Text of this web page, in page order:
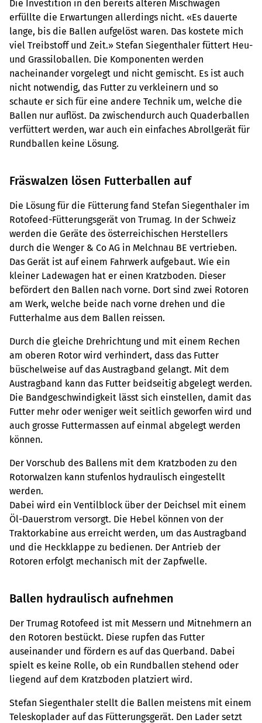
Die Investition in den bereits älteren Mischwagen
erfüllte die Erwartungen allerdings nicht. «Es dauerte
lange, bis die Ballen aufgelöst waren. Das kostete mich
viel Treibstoff und Zeit.» Stefan Siegenthaler füttert Heu-
und Grassiloballen. Die Komponenten werden
nacheinander vorgelegt und nicht gemischt. Es ist auch
nicht notwendig, das Futter zu verkleinern und so
schaute er sich für eine andere Technik um, welche die
Ballen nur auflöst. Da zwischendurch auch Quaderballen
verfüttert werden, war auch ein einfaches Abrollgerät für
Rundballen keine Lösung.
Fräswalzen lösen Futterballen auf
Die Lösung für die Fütterung fand Stefan Siegenthaler im
Rotofeed-Fütterungsgerät von Trumag. In der Schweiz
werden die Geräte des österreichischen Herstellers
durch die Wenger & Co AG in Melchnau BE vertrieben.
Das Gerät ist auf einem Fahrwerk aufgebaut. Wie ein
kleiner Ladewagen hat er einen Kratzboden. Dieser
befördert den Ballen nach vorne. Dort sind zwei Rotoren
am Werk, welche beide nach vorne drehen und die
Futterhalme aus dem Ballen reissen.
Durch die gleiche Drehrichtung und mit einem Rechen
am oberen Rotor wird verhindert, dass das Futter
büschelweise auf das Austragband gelangt. Mit dem
Austragband kann das Futter beidseitig abgelegt werden.
Die Bandgeschwindigkeit lässt sich einstellen, damit das
Futter mehr oder weniger weit seitlich geworfen wird und
auch grosse Futtermassen auf einmal abgelegt werden
können.
Der Vorschub des Ballens mit dem Kratzboden zu den
Rotorwalzen kann stufenlos hydraulisch eingestellt
werden.
Dabei wird ein Ventilblock über der Deichsel mit einem
Öl-Dauerstrom versorgt. Die Hebel können von der
Traktorkabine aus erreicht werden, um das Austragband
und die Heckklappe zu bedienen. Der Antrieb der
Rotoren erfolgt mechanisch mit der Zapfwelle.
Ballen hydraulisch aufnehmen
Der Trumag Rotofeed ist mit Messern und Mitnehmern an
den Rotoren bestückt. Diese rupfen das Futter
auseinander und fördern es auf das Querband. Dabei
spielt es keine Rolle, ob ein Rundballen stehend oder
liegend auf dem Kratzboden platziert wird.
Stefan Siegenthaler stellt die Ballen meistens mit einem
Teleskoplader auf das Fütterungsgerät. Den Lader setzt